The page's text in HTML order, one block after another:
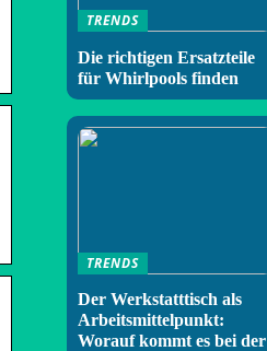
TRENDS
Die richtigen Ersatzteile
für Whirlpools finden
TRENDS
Der Werkstatttisch als
Arbeitsmittelpunkt:
Worauf kommt es bei der